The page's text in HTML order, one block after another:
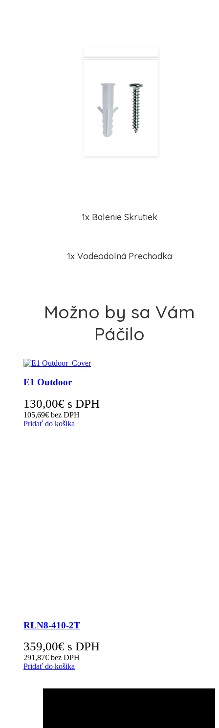
1x Balenie Skrutiek
1x Vodeodolná Prechodka
Možno by sa Vám
Páčilo
E1 Outdoor
130,00€ s DPH
105,69€ bez DPH
Pridať do košika
RLN8-410-2T
359,00€ s DPH
291,87€ bez DPH
Pridať do košika